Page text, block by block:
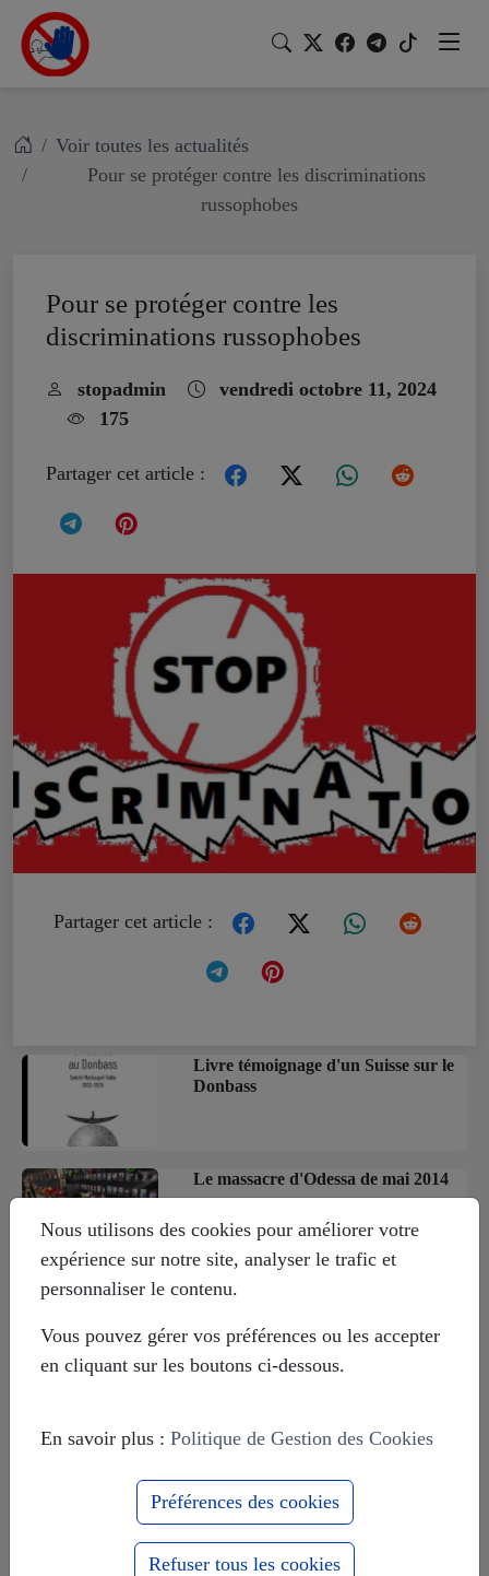
Voir toutes les actualités
Pour se protéger contre les discriminations
russophobes
Pour se protéger contre les
discriminations russophobes
stopadmin
vendredi octobre 11, 2024
175
Partager cet article :
Partager cet article :
Livre témoignage d'un Suisse sur le
Donbass
Le massacre d'Odessa de mai 2014
Europe-Russie : 1000 ans ensemble
Actualités
Nous utilisons des cookies pour améliorer votre
expérience sur notre site, analyser le trafic et
personnaliser le contenu.
Vous pouvez gérer vos préférences ou les accepter
en cliquant sur les boutons ci-dessous.
En savoir plus : Politique de Gestion des Cookies
Préférences des cookies
Refuser tous les cookies